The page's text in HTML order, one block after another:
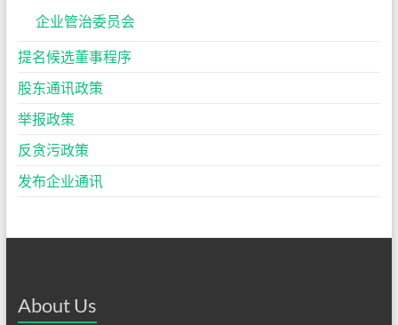
企业管治委员会
提名候选董事程序
股东通讯政策
举报政策
反贪污政策
发布企业通讯
About Us